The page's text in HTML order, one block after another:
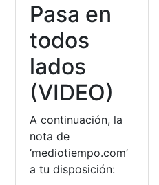
Pasa en
todos
lados
(VIDEO)
A continuación, la
nota de
‘mediotiempo.com’
a tu disposición: